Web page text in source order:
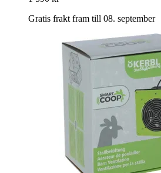
Gratis frakt fram till 08. september